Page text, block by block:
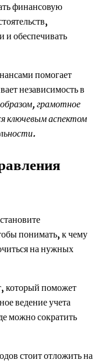
финансовую
и обеспечивать
помогает
независимость в
грамотное
ключевым аспектом
понимать, к чему
на нужных
который поможет
ведение учета
можно сократить
стоит отложить на